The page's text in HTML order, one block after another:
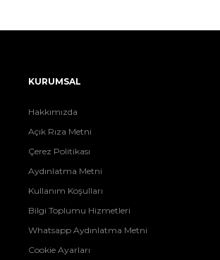
KURUMSAL
Hakkımızda
Açık Rıza Metni
Çerez Politikası
Aydınlatma Metni
Kullanım Koşulları
Bilgi Toplumu Hizmetleri
Whatsapp Aydınlatma Metni
Cookie Ayarları